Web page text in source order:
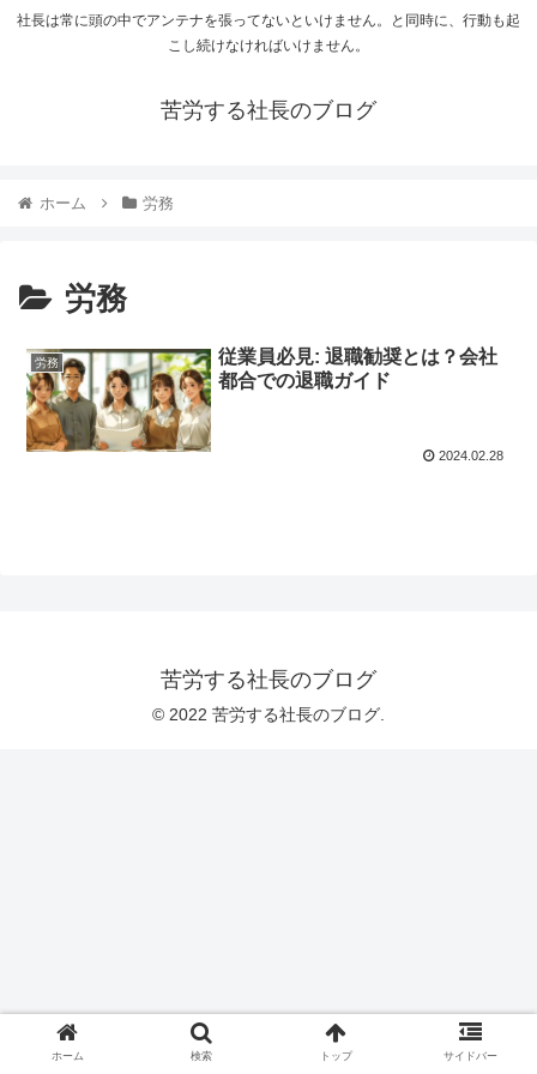
社長は常に頭の中でアンテナを張ってないといけません。と同時に、行動も起
こし続けなければいけません。
苦労する社長のブログ
ホーム 労務
労務
労務
従業員必見: 退職勧奨とは？会社
都合での退職ガイド
2024.02.28
苦労する社長のブログ
© 2022 苦労する社長のブログ.
ホーム 検索 トップ サイドバー